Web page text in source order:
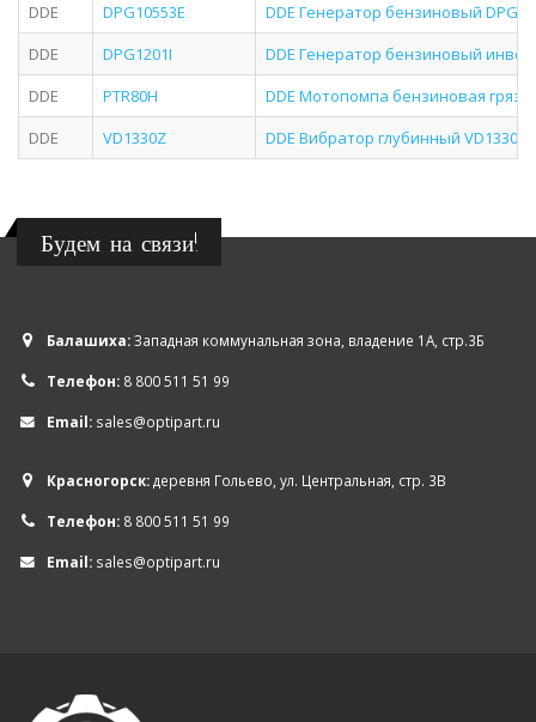
DDE
DPG10553E
DDE Генератор бензиновый
DDE
DPG1201I
DDE Генератор бензиновый
DDE
PTR80H
DDE Мотопомпа бензиновая
DDE
VD1330Z DDE Вибратор глубинный VD1330Z
Будем на связи!
Балашиха:Западная коммунальная зона, владение 1А, стр.3Б
Телефон: 8 800 511 51 99
Email: sales@optipart.ru
Красногорск:деревня Гольево, ул. Центральная, стр. 3В
Телефон: 8 800 511 51 99
Email: sales@optipart.ru